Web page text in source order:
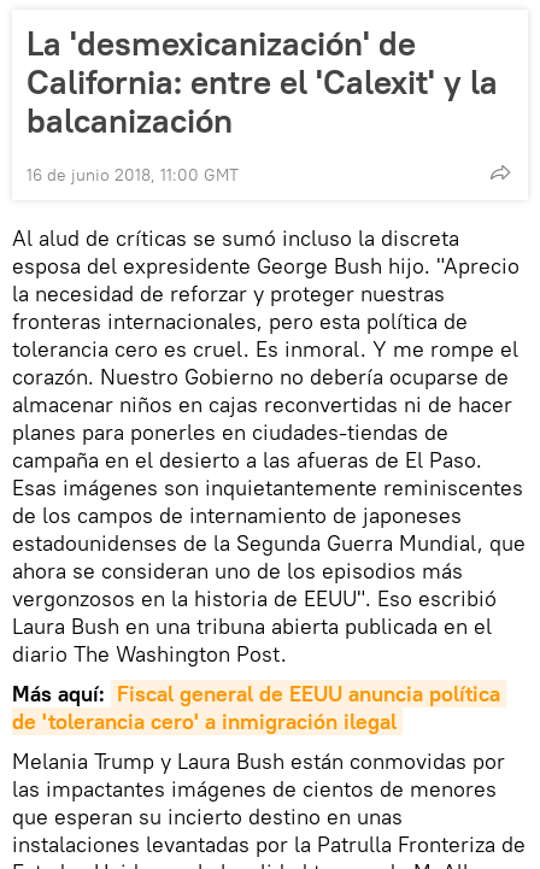
La 'desmexicanización' de
California: entre el 'Calexit' y la
balcanización
16 de junio 2018, 11:00 GMT
Al alud de críticas se sumó incluso la discreta
esposa del expresidente George Bush hijo. "Aprecio
la necesidad de reforzar y proteger nuestras
fronteras internacionales, pero esta política de
tolerancia cero es cruel. Es inmoral. Y me rompe el
corazón. Nuestro Gobierno no debería ocuparse de
almacenar niños en cajas reconvertidas ni de hacer
planes para ponerles en ciudades-tiendas de
campaña en el desierto a las afueras de El Paso.
Esas imágenes son inquietantemente reminiscentes
de los campos de internamiento de japoneses
estadounidenses de la Segunda Guerra Mundial, que
ahora se consideran uno de los episodios más
vergonzosos en la historia de EEUU". Eso escribió
Laura Bush en una tribuna abierta publicada en el
diario The Washington Post.
Más aquí: Fiscal general de EEUU anuncia política
de 'tolerancia cero' a inmigración ilegal
Melania Trump y Laura Bush están conmovidas por
las impactantes imágenes de cientos de menores
que esperan su incierto destino en unas
instalaciones levantadas por la Patrulla Fronteriza de